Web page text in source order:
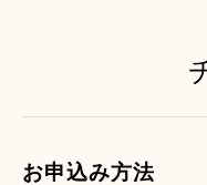
お申込み方法